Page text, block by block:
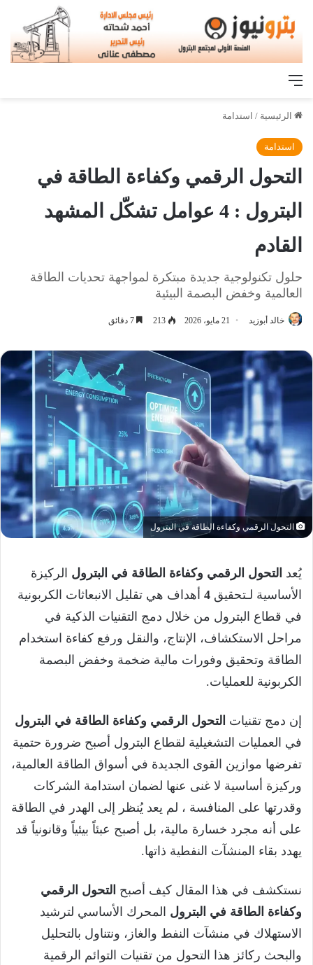
القائمة
الرئيسية / استدامة
استدامة
التحول الرقمي وكفاءة الطاقة في
البترول : 4 عوامل تشكّل المشهد
القادم
حلول تكنولوجية جديدة مبتكرة لمواجهة تحديات الطاقة
العالمية وخفض البصمة البيئية
خالد أبوزيد 21 مايو، 2026 213
التحول الرقمي وكفاءة الطاقة في البترول
يُعد التحول الرقمي وكفاءة الطاقة في البترول الركيزة
الأساسية لـتحقيق 4 أهداف هي تقليل الانبعاثات الكربونية
في قطاع البترول من خلال دمج التقنيات الذكية في
مراحل الاستكشاف، الإنتاج، والنقل ورفع كفاءة استخدام
الطاقة وتحقيق وفورات مالية ضخمة وخفض البصمة
الكربونية للعمليات.
إن دمج تقنيات التحول الرقمي وكفاءة الطاقة في البترول
في العمليات التشغيلية لقطاع البترول أصبح ضرورة حتمية
تفرضها موازين القوى الجديدة في أسواق الطاقة العالمية،
وركيزة أساسية لا غنى عنها لضمان استدامة الشركات
وقدرتها على المنافسة ، لم يعد يُنظر إلى الهدر في الطاقة
على أنه مجرد خسارة مالية، بل أصبح عبئاً بيئياً وقانونياً قد
يهدد بقاء المنشآت النفطية ذاتها.
نستكشف في هذا المقال كيف أصبح التحول الرقمي
وكفاءة الطاقة في البترول المحرك الأساسي لترشيد
الاستهلاك في منشآت النفط والغاز، ونتناول بالتحليل
والبحث ركائز هذا التحول من تقنيات التوائم الرقمية